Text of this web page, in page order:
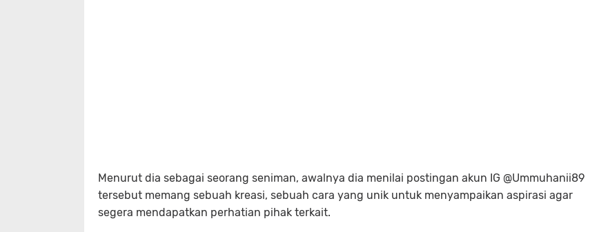
Menurut dia sebagai seorang seniman, awalnya dia menilai postingan akun IG @Ummuhanii89
tersebut memang sebuah kreasi, sebuah cara yang unik untuk menyampaikan aspirasi agar
segera mendapatkan perhatian pihak terkait.